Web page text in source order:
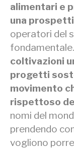
alimentari e
una
operatori del
fondamentale.
coltivazioni
progetti
movimento
rispettoso
nomi del
prendendo
vogliono